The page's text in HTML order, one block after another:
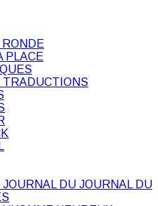
RONDE
PLACE
TRADUCTIONS
DU JOURNAL DU